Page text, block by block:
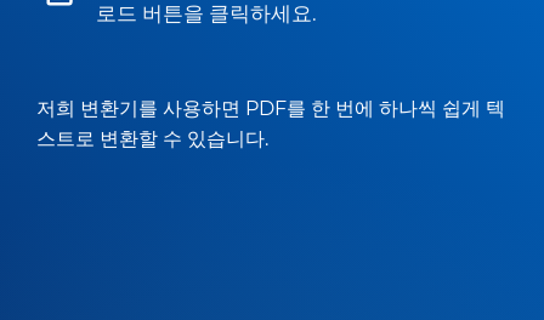
로드 버튼을 클릭하세요.
저희 변환기를 사용하면 PDF를 한 번에 하나씩 쉽게 텍
스트로 변환할 수 있습니다.